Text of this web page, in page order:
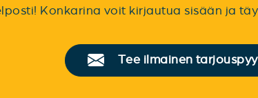
Konkarina voit kirjautua sisään ja
Tee ilmainen